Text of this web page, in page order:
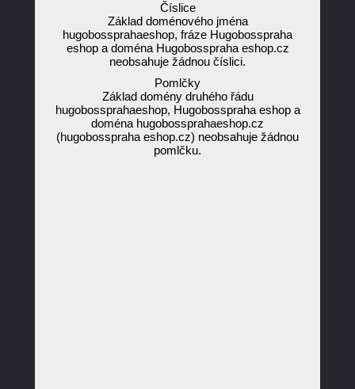
Číslice
Základ doménového jména
hugobossprahaeshop, fráze Hugobosspraha
eshop a doména Hugobosspraha eshop.cz
neobsahuje žádnou číslici.
Pomlčky
Základ domény druhého řádu
hugobossprahaeshop, Hugobosspraha eshop a
doména hugobossprahaeshop.cz
(hugobosspraha eshop.cz) neobsahuje žádnou
pomlčku.